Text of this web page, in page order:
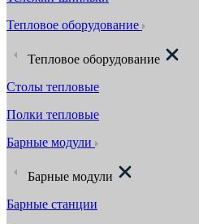
Тепловое оборудование
Тепловое оборудование
Столы тепловые
Полки тепловые
Барные модули
Барные модули
Барные станции